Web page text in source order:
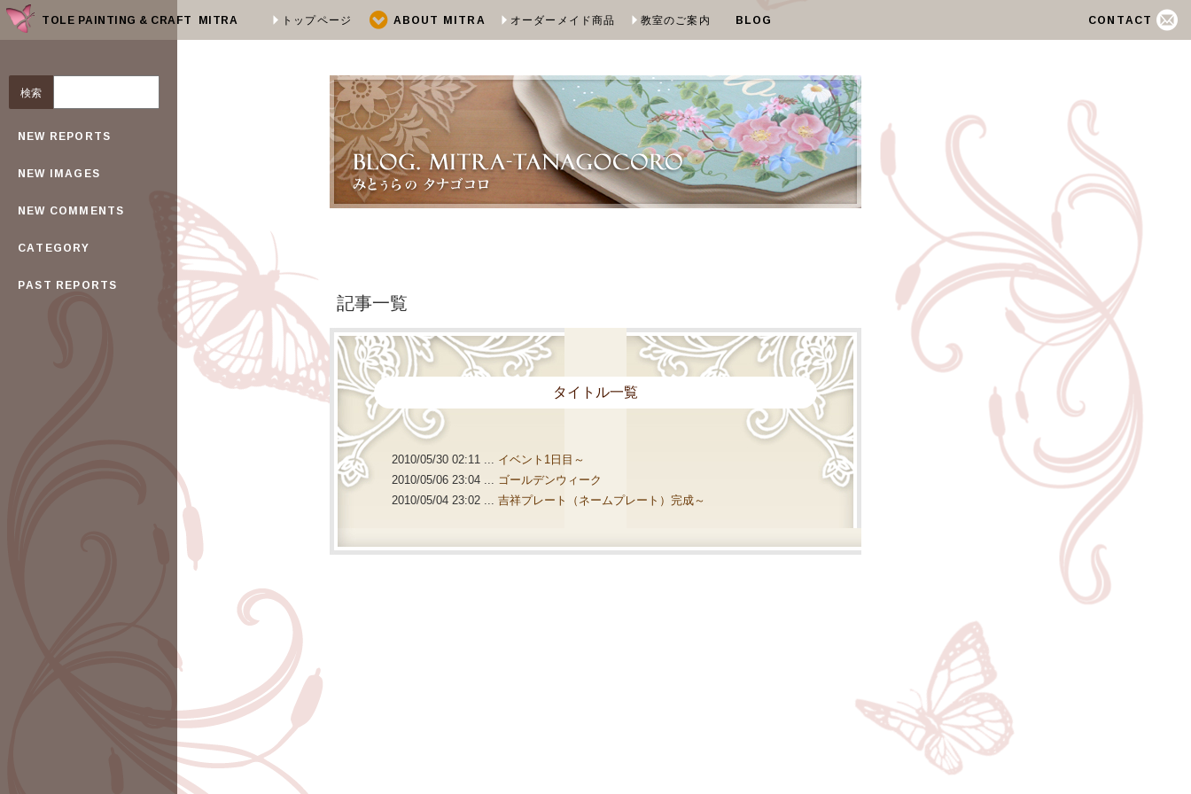
TOLE PAINTING & CRAFT MITRA トップページ ABOUT MITRA オーダーメイド商品 教室のご案内 BLOG CONTACT
記事一覧
タイトル一覧
2010/05/30 02:11 ... イベント1日目～
2010/05/06 23:04 ... ゴールデンウィーク
2010/05/04 23:02 ... 吉祥プレート（ネームプレート）完成～
NEW REPORTS
NEW IMAGES
NEW COMMENTS
CATEGORY
PAST REPORTS